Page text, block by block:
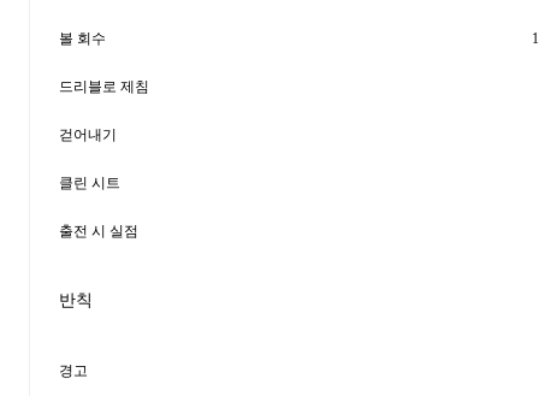
볼 회수
드리블로 제침
걷어내기
클린 시트
출전 시 실점
반칙
경고